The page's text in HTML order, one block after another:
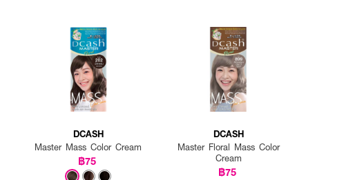
DCASH
Master Mass Color Cream
฿75
DCASH
Master Floral Mass Color
Cream
฿75